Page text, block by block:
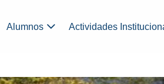
Alumnos Actividades